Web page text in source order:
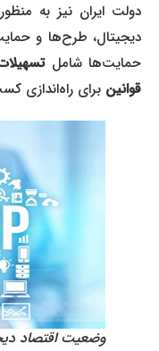
دولت ایران نیز به منظور
دیجیتال، طرح‌ها و
حمایت‌ها شاملتسهیلات
قوانینبرای راه‌اندازی
وضعیت اقتصاد